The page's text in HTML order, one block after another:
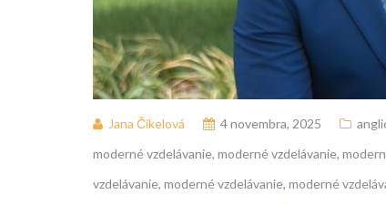
Jana Čikelová 4 novembra, 2025
moderné vzdelávanie, moderné vzdelávanie,
vzdelávanie, moderné vzdelávanie, moderné